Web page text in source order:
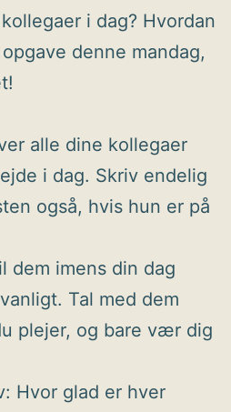
i dag? Hvordan
denne mandag,
alle dine kollegaer
i dag. Skriv endelig
også, hvis hun er på
imens din dag
Tal med dem
plejer, og bare vær dig
Hvor glad er hver